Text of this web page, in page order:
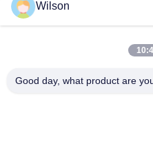
Wilson
Good day, what product are